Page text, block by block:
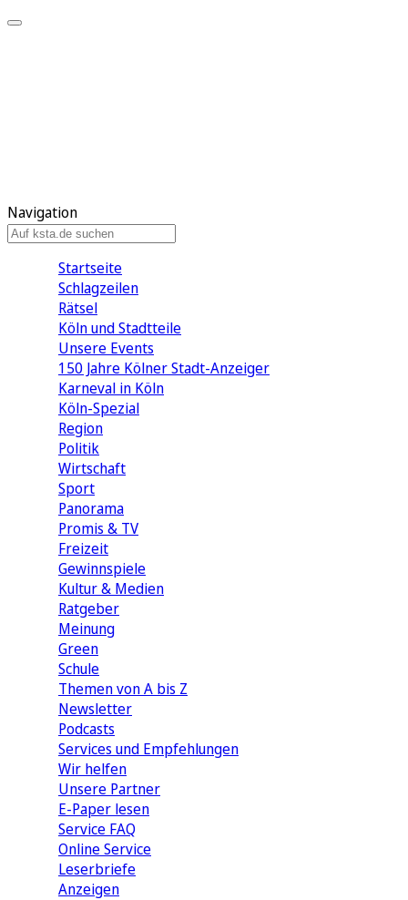
Navigation
Startseite
Schlagzeilen
Rätsel
Köln und Stadtteile
Unsere Events
150 Jahre Kölner Stadt-Anzeiger
Karneval in Köln
Köln-Spezial
Region
Politik
Wirtschaft
Sport
Panorama
Promis & TV
Freizeit
Gewinnspiele
Kultur & Medien
Ratgeber
Meinung
Green
Schule
Themen von A bis Z
Newsletter
Podcasts
Services und Empfehlungen
Wir helfen
Unsere Partner
E-Paper lesen
Service FAQ
Online Service
Leserbriefe
Anzeigen